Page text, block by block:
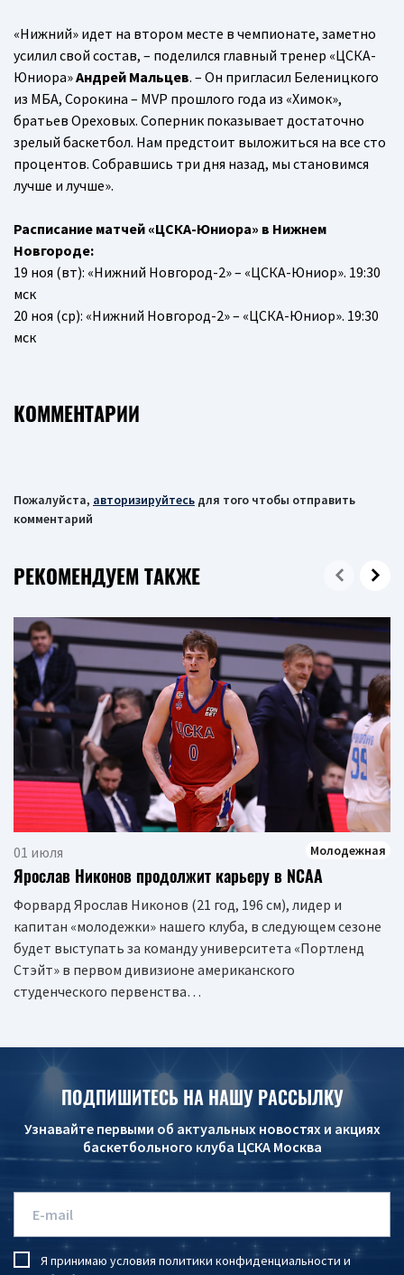
«Нижний» идет на втором месте в чемпионате, заметно
усилил свой состав, – поделился главный тренер «ЦСКА-
Юниора»Андрей Мальцев. – Он пригласил Беленицкого
из МБА, Сорокина – MVP прошлого года из «Химок»,
братьев Ореховых. Соперник показывает достаточно
зрелый баскетбол. Нам предстоит выложиться на все сто
процентов. Собравшись три дня назад, мы становимся
лучше и лучше».
Расписание матчей «ЦСКА-Юниора» в Нижнем
Новгороде:
19 ноя (вт): «Нижний Новгород-2» – «ЦСКА-Юниор». 19:30
мск
20 ноя (ср): «Нижний Новгород-2» – «ЦСКА-Юниор». 19:30
мск
КОММЕНТАРИИ
Пожалуйста, авторизируйтесь для того чтобы отправить
комментарий
РЕКОМЕНДУЕМ ТАКЖЕ
01 июля Молодежная
Ярослав Никонов продолжит карьеру в NCAA
Форвард Ярослав Никонов (21 год, 196 см), лидер и
капитан «молодежки» нашего клуба, в следующем сезоне
будет выступать за команду университета «Портленд
Стэйт» в первом дивизионе американского
студенческого первенства…
ПОДПИШИТЕСЬ НА НАШУ РАССЫЛКУ
Узнавайте первыми об актуальных новостях и акциях
баскетбольного клуба ЦСКА Москва
Я принимаю условия политики конфиденциальности и